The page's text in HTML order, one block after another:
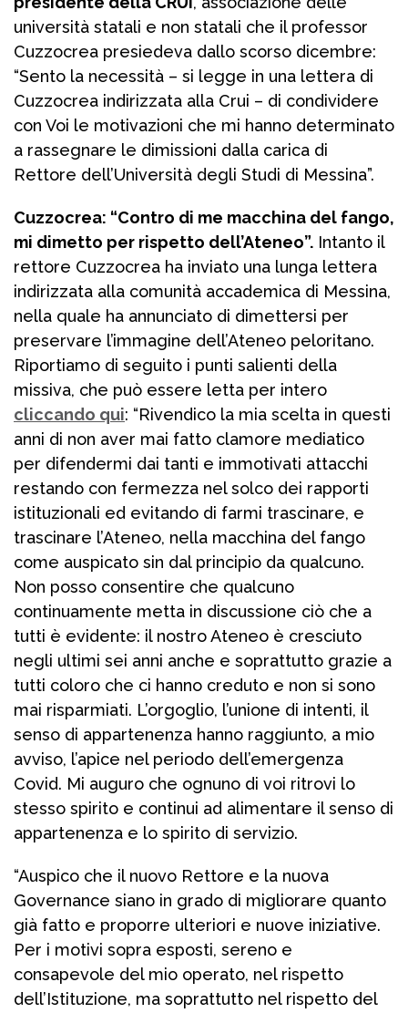
università statali e non statali che il professor
Cuzzocrea presiedeva dallo scorso dicembre:
“Sento la necessità – si legge in una lettera di
Cuzzocrea indirizzata alla Crui – di condividere
con Voi le motivazioni che mi hanno determinato
a rassegnare le dimissioni dalla carica di
Rettore dell’Università degli Studi di Messina”.
Cuzzocrea: “Contro di me macchina del fango,
mi dimetto per rispetto dell’Ateneo”. Intanto il
rettore Cuzzocrea ha inviato una lunga lettera
indirizzata alla comunità accademica di Messina,
nella quale ha annunciato di dimettersi per
preservare l’immagine dell’Ateneo peloritano.
Riportiamo di seguito i punti salienti della
missiva, che può essere letta per intero
cliccando qui: “Rivendico la mia scelta in questi
anni di non aver mai fatto clamore mediatico
per difendermi dai tanti e immotivati attacchi
restando con fermezza nel solco dei rapporti
istituzionali ed evitando di farmi trascinare, e
trascinare l’Ateneo, nella macchina del fango
come auspicato sin dal principio da qualcuno.
Non posso consentire che qualcuno
continuamente metta in discussione ciò che a
tutti è evidente: il nostro Ateneo è cresciuto
negli ultimi sei anni anche e soprattutto grazie a
tutti coloro che ci hanno creduto e non si sono
mai risparmiati. L’orgoglio, l’unione di intenti, il
senso di appartenenza hanno raggiunto, a mio
avviso, l’apice nel periodo dell’emergenza
Covid. Mi auguro che ognuno di voi ritrovi lo
stesso spirito e continui ad alimentare il senso di
appartenenza e lo spirito di servizio.
“Auspico che il nuovo Rettore e la nuova
Governance siano in grado di migliorare quanto
già fatto e proporre ulteriori e nuove iniziative.
Per i motivi sopra esposti, sereno e
consapevole del mio operato, nel rispetto
dell’Istituzione, ma soprattutto nel rispetto del